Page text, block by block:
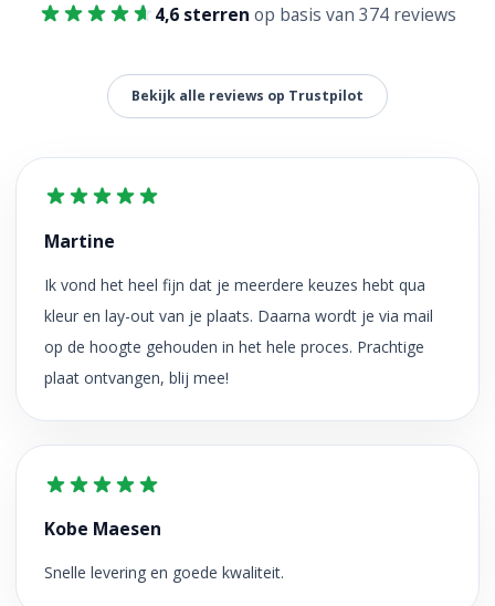
4,6 sterren op basis van 374 reviews
Bekijk alle reviews op Trustpilot
Martine
Ik vond het heel fijn dat je meerdere keuzes hebt qua
kleur en lay-out van je plaats. Daarna wordt je via mail
op de hoogte gehouden in het hele proces. Prachtige
plaat ontvangen, blij mee!
Kobe Maesen
Snelle levering en goede kwaliteit.